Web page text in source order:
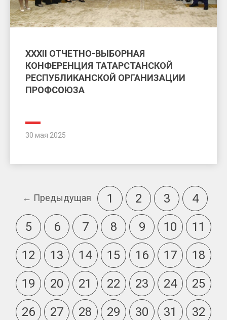
XXXII ОТЧЕТНО-ВЫБОРНАЯ
КОНФЕРЕНЦИЯ ТАТАРСТАНСКОЙ
РЕСПУБЛИКАНСКОЙ ОРГАНИЗАЦИИ
ПРОФСОЮЗА
30 мая 2025
← Предыдущая 1 2 3
4
5
6 7 8 9 10
11
12
13 14 15 16 17
18
19
20 21 22 23 24
25
26
27 28 29 30 31
32